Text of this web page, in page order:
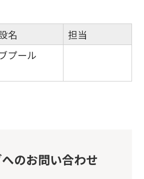
名
プール
担当
のお問い合わせ